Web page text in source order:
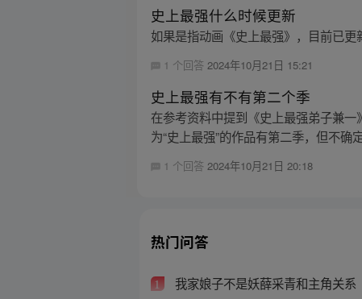
史上最强什么时候更新
如果是指动画《史上最强》，目前已
1 个回答 2024年10月21日 15:21
史上最强有不有第二个季
在参考资料中提到《史上最强弟子兼
为“史上最强”的作品有第二季，但不确
1 个回答2024年10月21日 20:18
热门问答
1 我家娘子不是妖薛采青和主角关系